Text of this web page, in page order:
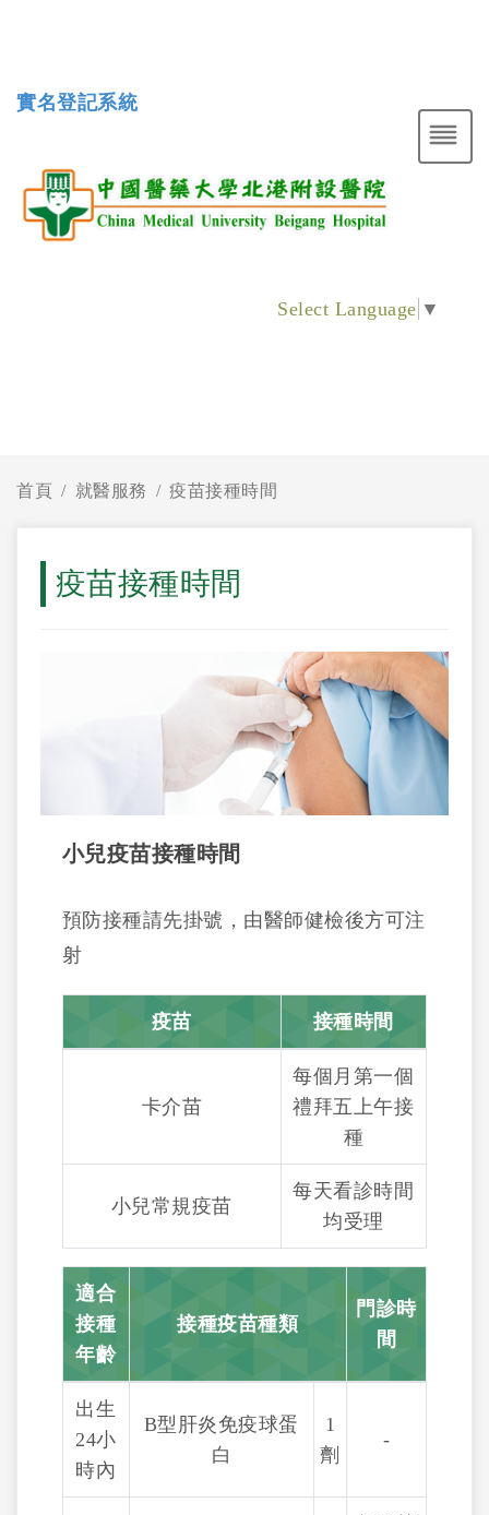
實名登記系統
Select Language ▼
首頁 就醫服務 疫苗接種時間
疫苗接種時間
小兒疫苗接種時間
預防接種請先掛號，由醫師健檢後方可注
射
疫苗 接種時間
卡介苗
每個月第一個
禮拜五上午接
種
小兒常規疫苗
每天看診時間
均受理
適合
接種
年齡
接種疫苗種類
門診時
間
出生
24小
時內
B型肝炎免疫球蛋
白
1
劑
-